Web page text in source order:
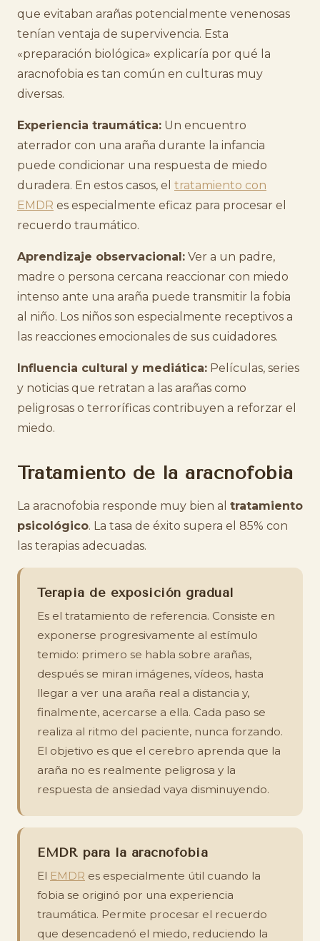
que evitaban arañas potencialmente venenosas
tenían ventaja de supervivencia. Esta
«preparación biológica» explicaría por qué la
aracnofobia es tan común en culturas muy
diversas.
Experiencia traumática: Un encuentro
aterrador con una araña durante la infancia
puede condicionar una respuesta de miedo
duradera. En estos casos, el tratamiento con
EMDR es especialmente eficaz para procesar el
recuerdo traumático.
Aprendizaje observacional: Ver a un padre,
madre o persona cercana reaccionar con miedo
intenso ante una araña puede transmitir la fobia
al niño. Los niños son especialmente receptivos a
las reacciones emocionales de sus cuidadores.
Influencia cultural y mediática: Películas, series
y noticias que retratan a las arañas como
peligrosas o terroríficas contribuyen a reforzar el
miedo.
Tratamiento de la aracnofobia
La aracnofobia responde muy bien al tratamiento
psicológico. La tasa de éxito supera el 85% con
las terapias adecuadas.
Terapia de exposición gradual
Es el tratamiento de referencia. Consiste en
exponerse progresivamente al estímulo
temido: primero se habla sobre arañas,
después se miran imágenes, vídeos, hasta
llegar a ver una araña real a distancia y,
finalmente, acercarse a ella. Cada paso se
realiza al ritmo del paciente, nunca forzando.
El objetivo es que el cerebro aprenda que la
araña no es realmente peligrosa y la
respuesta de ansiedad vaya disminuyendo.
EMDR para la aracnofobia
El EMDR es especialmente útil cuando la
fobia se originó por una experiencia
traumática. Permite procesar el recuerdo
que desencadenó el miedo, reduciendo la